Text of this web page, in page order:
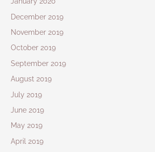
December 2019
November 2019
October 2019
September 2019
August 2019
July 2019
June 2019
May 2019
April 2019